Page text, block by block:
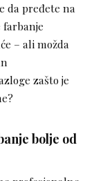
da pređete na
farbanje
– ali možda
zašto je
bolje od